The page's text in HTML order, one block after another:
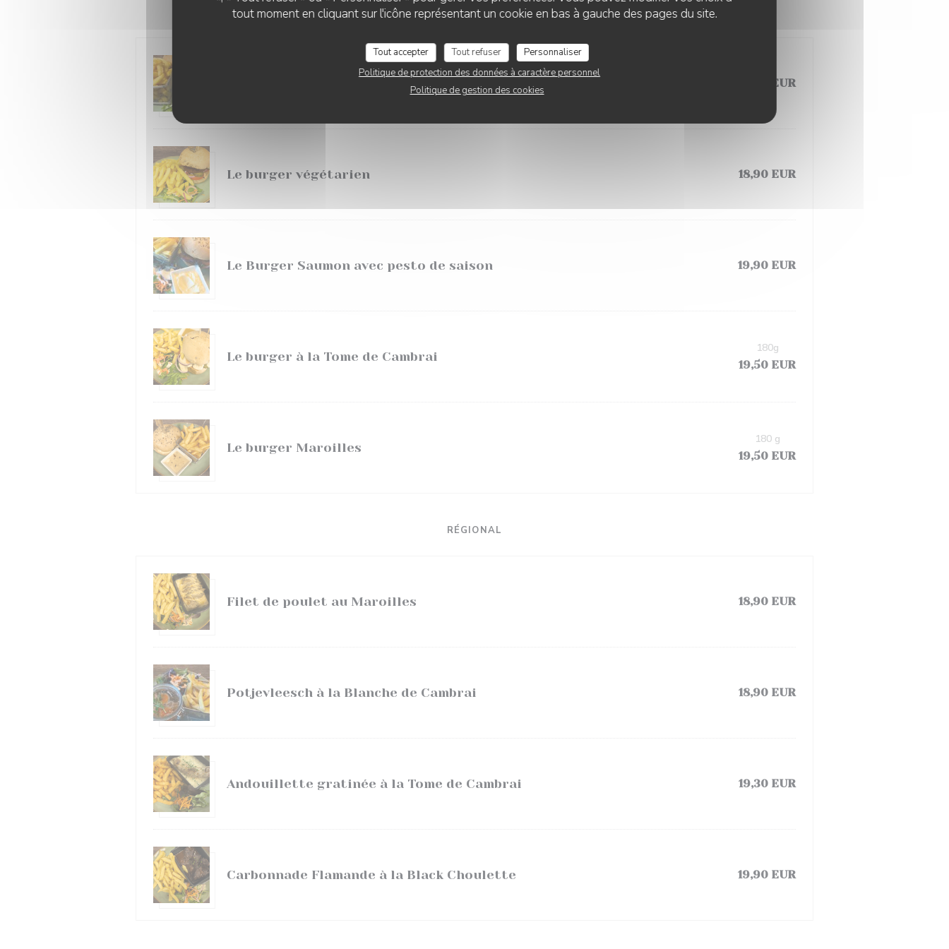
tout moment en cliquant sur l'icône représentant un cookie en bas à gauche des pages du site.
Tout accepter Tout refuser
Personnaliser
Politique de protection des données à caractère personnel
Politique de gestion des cookies
LES BURGERS
Le Burger Effiloché de Bœuf 18,90 EUR
Le burger végétarien 18,90 EUR
Le Burger Saumon avec pesto de saison 19,90 EUR
Le burger à la Tome de Cambrai
19,50 EUR
180g
Le burger Maroilles
19,50 EUR
180 g
RÉGIONAL
Filet de poulet au Maroilles 18,90 EUR
Potjevleesch à la Blanche de Cambrai 18,90 EUR
Andouillette gratinée à la Tome de Cambrai 19,30 EUR
Carbonnade Flamande à la Black Choulette 19,90 EUR